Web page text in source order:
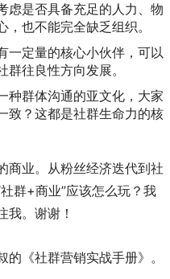
虑是否具备充足的人力、物
也不能完全缺乏组织。
一定量的核心小伙伴，可以
往良性方向发展。
种群体沟通的亚文化，大家
致？这都是社群生命力的核
商业。从粉丝经济迭代到社
群+商业”应该怎么玩？我
我。谢谢！
《社群营销实战手册》。